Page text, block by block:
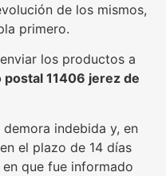
de los mismos,
primero.
los productos a
postal 11406 jerez de
indebida y, en
el plazo de 14 días
que fue informado